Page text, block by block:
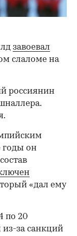
завоевал
слаломе на
россиянин
годы он
«дал ему
по 20
из-за санкций